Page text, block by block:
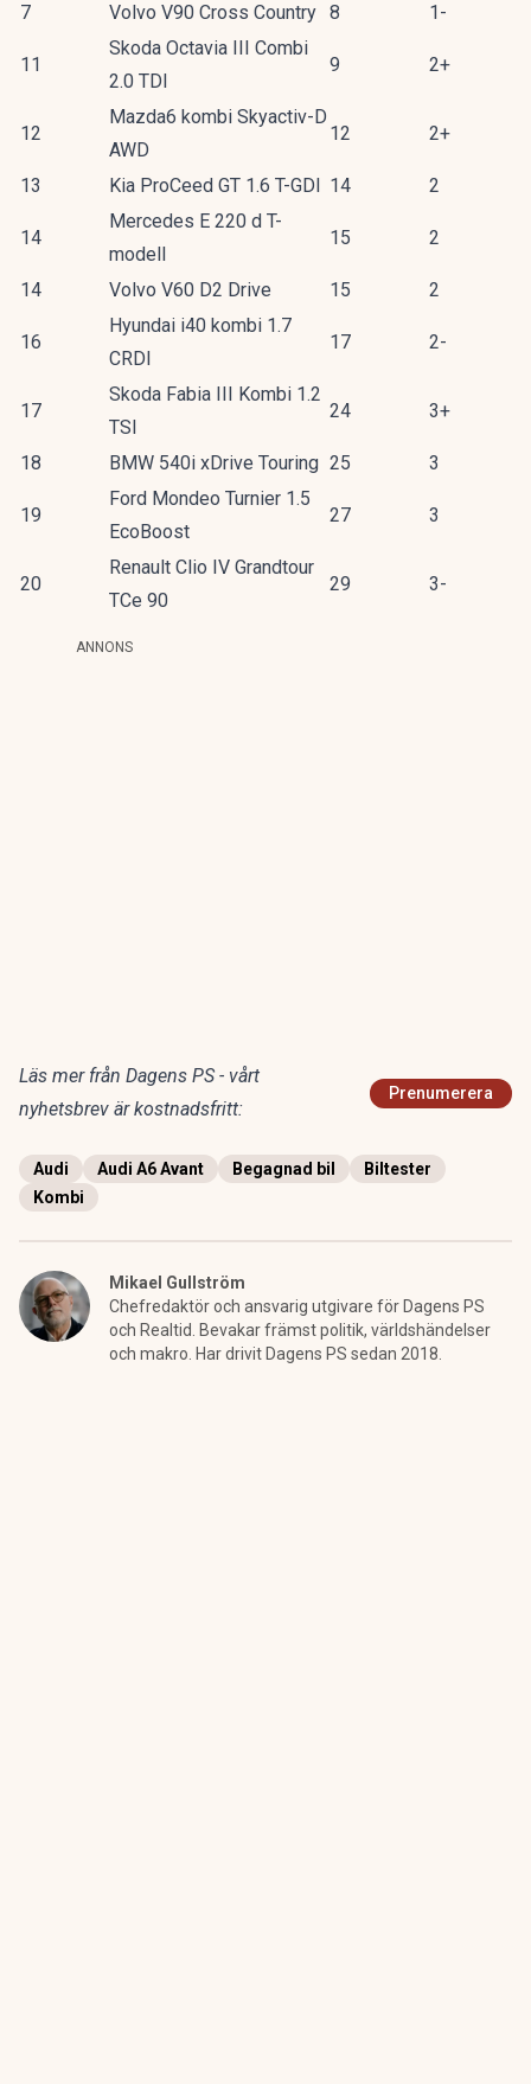
7
Volvo V90 Cross Country 8 1-
11
Skoda Octavia III Combi
2.0 TDI
9 2+
12
Mazda6 kombi Skyactiv-D
AWD
12 2+
13 Kia ProCeed GT 1.6 T-GDI 14 2
14
Mercedes E 220 d T-
modell
15 2
14 Volvo V60 D2 Drive 15 2
16
Hyundai i40 kombi 1.7
CRDI
17 2-
17
Skoda Fabia III Kombi 1.2
TSI
24 3+
18 BMW 540i xDrive Touring 25 3
19
Ford Mondeo Turnier 1.5
EcoBoost
27 3
20
Renault Clio IV Grandtour
TCe 90
29 3-
ANNONS
Läs mer från Dagens PS - vårt
nyhetsbrev är kostnadsfritt:
Prenumerera
Audi Audi A6 Avant Begagnad bil
Biltester
Kombi
Mikael Gullström
Chefredaktör och ansvarig utgivare för Dagens PS
och Realtid. Bevakar främst politik, världshändelser
och makro. Har drivit Dagens PS sedan 2018.